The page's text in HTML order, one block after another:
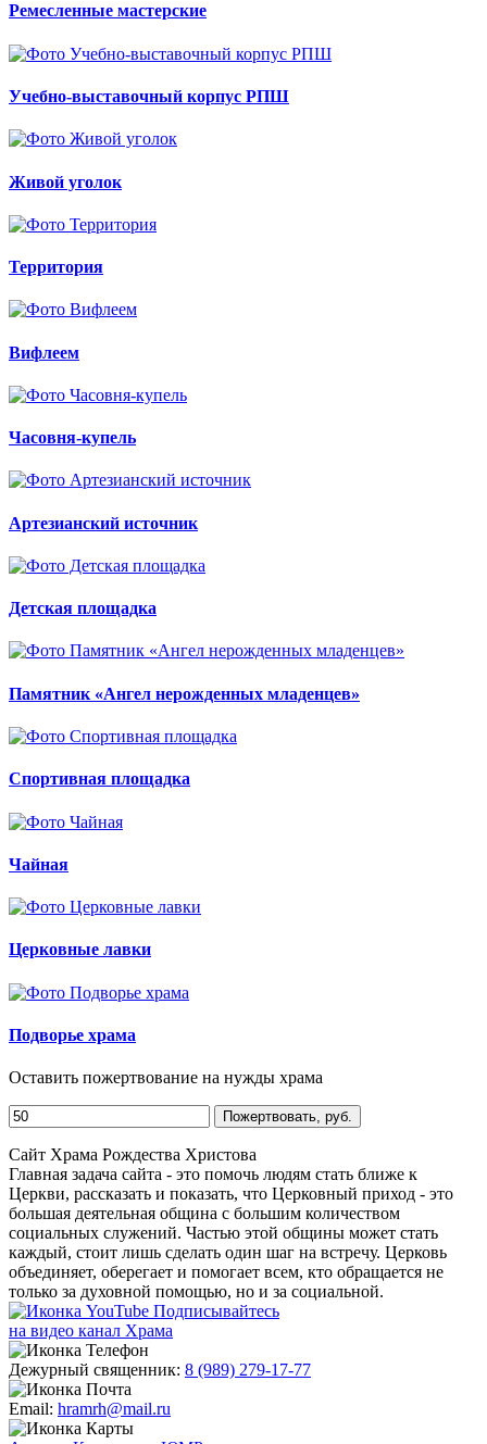
Ремесленные мастерские
Учебно-выставочный корпус РПШ
Живой уголок
Территория
Вифлеем
Часовня-купель
Артезианский источник
Детская площадка
Памятник «Ангел нерожденных младенцев»
Спортивная площадка
Чайная
Церковные лавки
Подворье храма
Оставить пожертвование на нужды храма
Сайт Храма Рождества Христова
Главная задача сайта - это помочь людям стать ближе к
Церкви, рассказать и показать, что Церковный приход - это
большая деятельная община с большим количеством
социальных служений. Частью этой общины может стать
каждый, стоит лишь сделать один шаг на встречу. Церковь
объединяет, оберегает и помогает всем, кто обращается не
только за духовной помощью, но и за социальной.
Подписывайтесь
на видео канал Храма
Дежурный священник: 8 (989) 279-17-77
Email: hramrh@mail.ru